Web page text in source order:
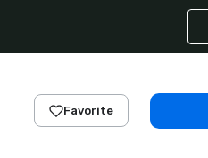
Favorite